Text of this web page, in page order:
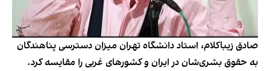
صادق زیباکلام، استاد دانشگاه تهران میزان دسترسی پناهندگان
به حقوق بشری‌‌‌شان در ایران و کشورهای غربی را مقایسه کرد.